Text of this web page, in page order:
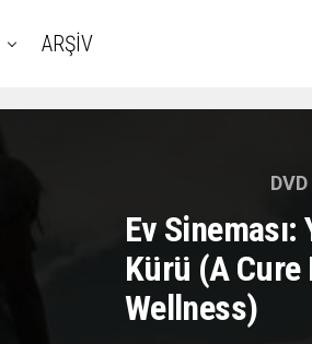
ARŞİV
DVD
Ev Sineması:
Kürü (A Cure
Wellness)